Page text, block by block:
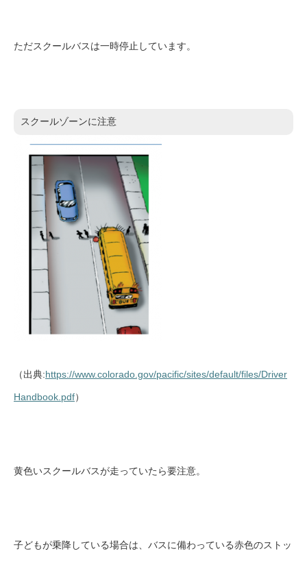
ただスクールバスは一時停止しています。
スクールゾーンに注意
（出典:https://www.colorado.gov/pacific/sites/default/files/Driver
Handbook.pdf）
黄色いスクールバスが走っていたら要注意。
子どもが乗降している場合は、バスに備わっている赤色のストッ